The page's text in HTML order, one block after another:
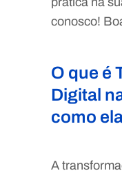
conosco!
O que é
Digital
como
A